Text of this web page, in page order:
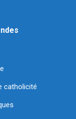
catholicité